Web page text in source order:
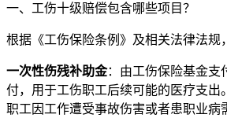
一、工伤十级赔偿包含哪些项目？
根据《工伤保险条例》及相关法律法规
一次性伤残补助金：由工伤保险基金支
付，用于工伤职工后续可能的医疗支出。
职工因工作遭受事故伤害或者患职业病